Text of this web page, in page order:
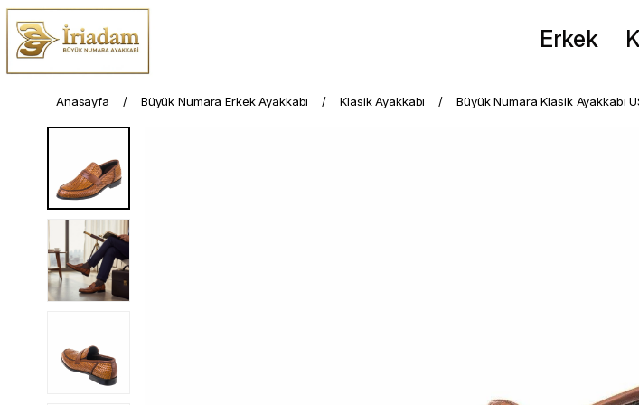
Erkek
Anasayfa Büyük Numara Erkek Ayakkabı Klasik Ayakkabı Büyük Numara Klasik Ayakkabı